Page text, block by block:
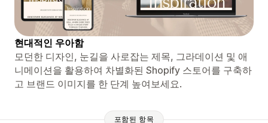
현대적인 우아함
모던한 디자인, 눈길을 사로잡는 제목, 그라데이션 및 애
니메이션을 활용하여 차별화된 Shopify 스토어를 구축하
고 브랜드 이미지를 한 단계 높여보세요.
포함된 항목